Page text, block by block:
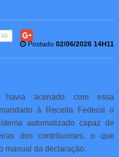
Postado 02/06/2026 14H11
acenado com essa
à Receita Federal o
automatizado capaz de
dos contribuintes, o que
manual da declaração.